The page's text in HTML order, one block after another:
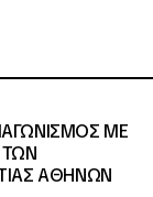
ΜΕ
ΤΩΝ
ΑΘΗΝΩΝ